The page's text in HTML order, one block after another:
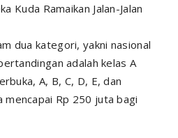
Kuda Ramaikan Jalan-Jalan
dua kategori, yakni nasional
adalah kelas A
A, B, C, D, E, dan
mencapai Rp 250 juta bagi